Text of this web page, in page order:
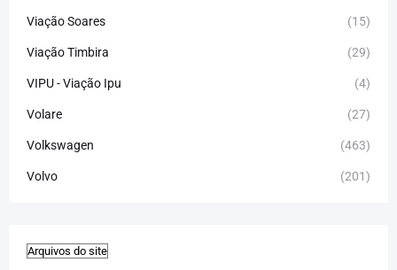
Viação Soares (15)
Viação Timbira (29)
VIPU - Viação Ipu (4)
Volare (27)
Volkswagen (463)
Volvo (201)